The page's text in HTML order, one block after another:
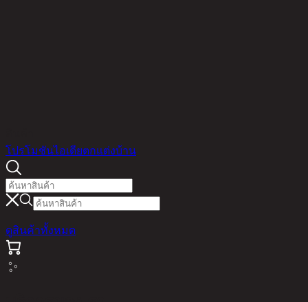
โปรโมชันไอเดียตกแต่งบ้าน
ดูสินค้าทั้งหมด